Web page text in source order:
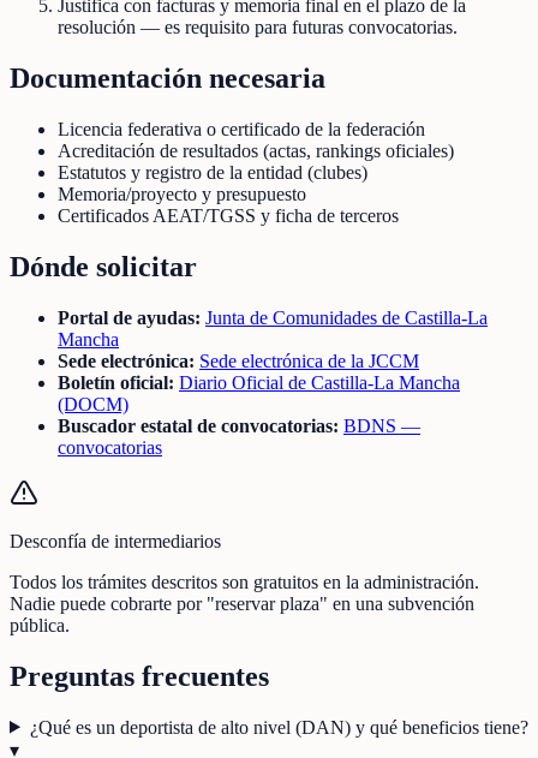
Justifica con facturas y memoria final en el plazo de la
resolución — es requisito para futuras convocatorias.
Documentación necesaria
Licencia federativa o certificado de la federación
Acreditación de resultados (actas, rankings oficiales)
Estatutos y registro de la entidad (clubes)
Memoria/proyecto y presupuesto
Certificados AEAT/TGSS y ficha de terceros
Dónde solicitar
Portal de ayudas: Junta de Comunidades de Castilla-La
Mancha
Sede electrónica: Sede electrónica de la JCCM
Boletín oficial: Diario Oficial de Castilla-La Mancha
(DOCM)
Buscador estatal de convocatorias: BDNS —
convocatorias
Desconfía de intermediarios
Todos los trámites descritos son gratuitos en la administración.
Nadie puede cobrarte por "reservar plaza" en una subvención
pública.
Preguntas frecuentes
¿Qué es un deportista de alto nivel (DAN) y qué beneficios tiene?
▾